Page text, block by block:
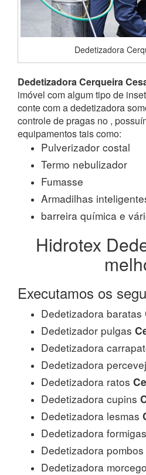
Dedetizadora
Dedetizadora Cerqueira
imóvel com algum tipo de
conte com a dedetizadora
controle de pragas no ,
equipamentos tais como:
Pulverizador costal
Termo nebulizador
Fumasse
Armadilhas
barreira química e
Hidrotex
Executamos os
Dedetizadora baratas
Dedetizador pulgas
Dedetizadora
Dedetizadora
Dedetizadora ratos
Dedetizadora cupins
Dedetizadora lesmas
Dedetizadora formigas
Dedetizadora pombos
Dedetizadora